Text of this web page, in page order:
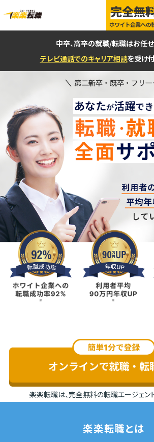
中卒、高卒の就職/転職はお任せ
テレビ通話でのキャリア相談を受け
楽楽転職は、完全無料の転職エージェン
楽楽転職とは